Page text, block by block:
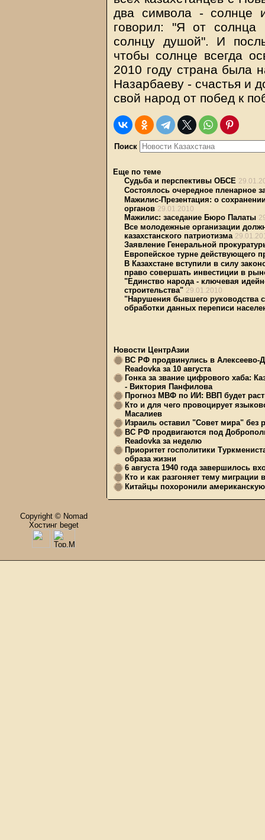
два символа - солнце
говорил: "Я от
солнцу душой". И
чтобы солнце всегда
2010 году страна была
Назарбаеву - счастья и
свой народ от побед к
Поиск
Еще по теме
Судьба и перспективы ОБСЕ
Состоялось очередное пленарное
Мажилис-Презентация: о
органов 29.01.2010
Мажилис: заседание Бюро Палаты
Все молодежные организации
казахстанского патриотизма
Заявление Генеральной
Европейское турне действующего
В Казахстане вступили в силу
право совершать инвестиции в
"Единство народа - ключевая
строительства" 29.01.2010
"Нарушения бывшего руководства
обработки данных переписи
Новости ЦентрАзии
ВС РФ продвинулись в Алексеево-
Readovka за 10 августа
Гонка за звание цифрового хаба:
- Виктория Панфилова
Прогноз МВФ по ИИ: ВВП будет
Кто и для чего провоцирует
Масалиев
Израиль оставил "Совет мира" без
ВС РФ продвигаются под
Readovka за неделю
Приоритет госполитики
образа жизни
6 августа 1940 года завершилось
Кто и как разгоняет тему миграции
Китайцы похоронили
Copyright © Nomad
Хостинг beget